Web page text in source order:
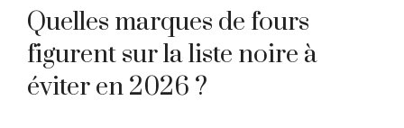
Quelles marques de fours
figurent sur la liste noire à
éviter en 2026 ?